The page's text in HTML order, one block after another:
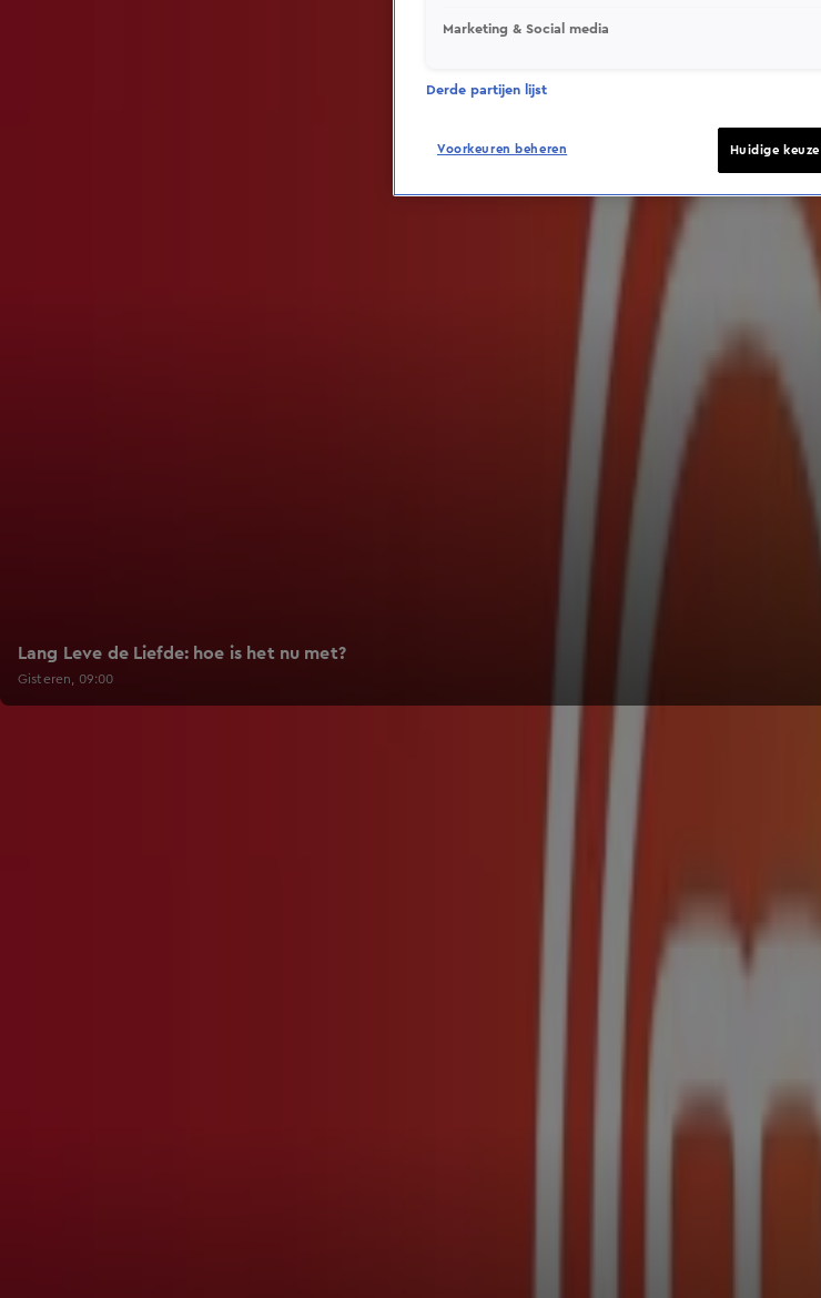
Lang Leve de Liefde: hoe is het nu met?
Gisteren, 09:00
Marketing & Social media
Derde partijen lijst
Voorkeuren beheren Huidige